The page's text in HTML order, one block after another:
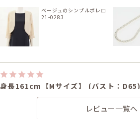
ベージュのシンプルボレロ
21-0283
身長161cm【Mサイズ】 (バスト：D65)
2022/12/25 結婚式 (友人として)
サイズはぴったりで、丈はひざ丈でした。
レビュー一覧へ